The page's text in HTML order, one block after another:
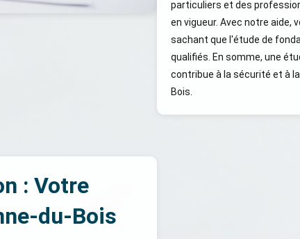
particuliers et des
en vigueur. Avec notre aide,
sachant que l'étude de
qualifiés. En somme, une
contribue à la sécurité et à
Bois.
: Votre
du-Bois